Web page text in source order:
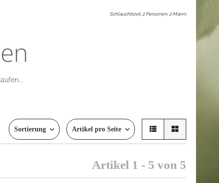
Schlauchboot, 2 Personen, 2 Mann:
Sortierung Artikel pro Seite
Artikel 1 - 5 von 5